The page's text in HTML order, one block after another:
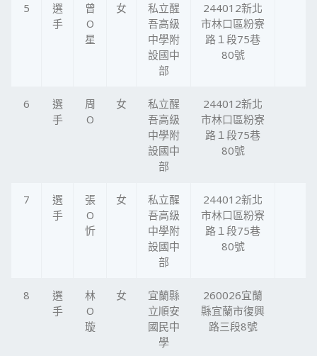
5
選
手
曾
O
星
女
私立醒
吾高級
中學附
設國中
部
244012新北
市林口區粉寮
路１段75巷
80號
6
選
手
周
O
女
私立醒
吾高級
中學附
設國中
部
244012新北
市林口區粉寮
路１段75巷
80號
7
選
手
張
O
忻
女
私立醒
吾高級
中學附
設國中
部
244012新北
市林口區粉寮
路１段75巷
80號
8
選
手
林
O
璇
女
宜蘭縣
立順安
國民中
學
260026宜蘭
縣宜蘭市復興
路三段8號